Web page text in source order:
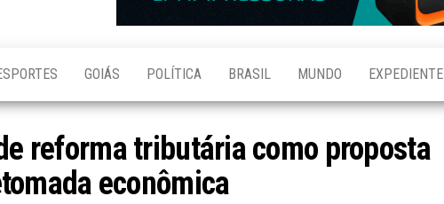
GOIÁS POLÍTICA BRASIL MUNDO EXPEDIENTE
reforma tributária como proposta
econômica